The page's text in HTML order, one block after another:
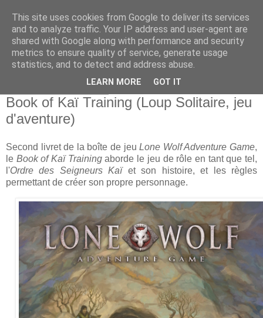
Book of Kaï Training (Loup Solitaire, jeu
d'aventure)
Second livret de la boîte de jeuLone Wolf Adventure Game,
le Book of Kaï Trainingaborde le jeu de rôle en tant que tel,
l'Ordre des Seigneurs Kaïet son histoire, et les règles
permettant de créer son propre personnage.
This site uses cookies from Google to deliver its services
and to analyze traffic. Your IP address and user-agent are
shared with Google along with performance and security
metrics to ensure quality of service, generate usage
statistics, and to detect and address abuse.
LEARN MORE GOT IT